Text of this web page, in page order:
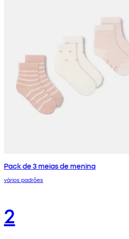
Pack de 3 meias de menina
vários padrões
2